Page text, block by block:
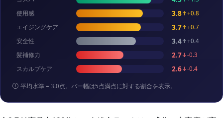
使用感 3.8↑+0.8
エイジングケア 3.7↑+0.7
安全性 3.4↑+0.4
髪補修力 2.7↓-0.3
スカルプケア 2.6↓-0.4
平均水準 = 3.0点。バー幅は5点満点に対する割合を表示。